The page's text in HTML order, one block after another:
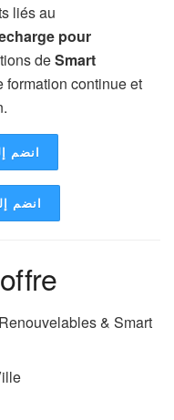
liés au
pour
deSmart
formation continue et
انضم
انضم
& Smart